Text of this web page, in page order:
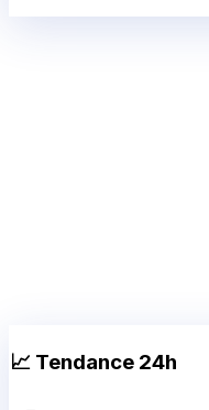
📈 Tendance 24h